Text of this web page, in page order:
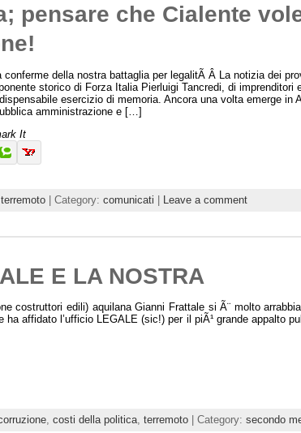
pensare che Cialente
conferme della nostra battaglia per legalitÃ Â La notizia dei
storico di Forza Italia Pierluigi Tancredi, di
esercizio di memoria. Ancora una volta emerge
amministrazione e […]
It
terremoto | Category: comunicati | Leave a comment
E LA NOSTRA
costruttori edili) aquilana Gianni Frattale si Ã¨ molto
ha affidato l’ufficio LEGALE (sic!) per il piÃ¹ grande appalto
, costi della politica, terremoto | Category: secondo